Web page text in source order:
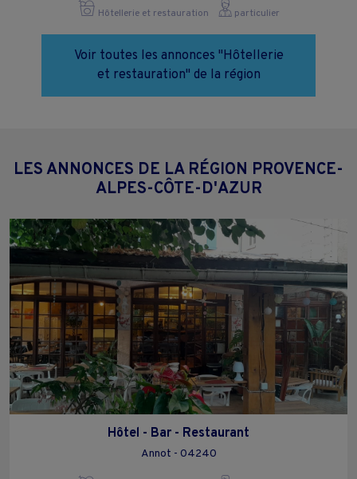
Hôtellerie et restauration particulier
Voir toutes les annonces "Hôtellerie
et restauration" de la région
LES ANNONCES DE LA RÉGION PROVENCE-
ALPES-CÔTE-D'AZUR
Hôtel - Bar - Restaurant
Annot - 04240